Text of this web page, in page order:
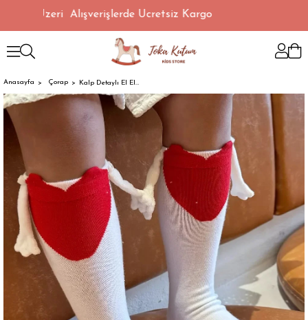
TL Üzeri Alışverişlerde Ücretsiz Kargo
Anasayfa Çorap Kalp Detaylı El Ele Tutuşan Çorap